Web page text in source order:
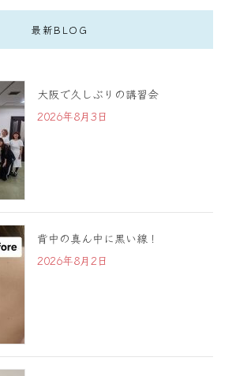
最新BLOG
大阪で久しぶりの講習会
2026年8月3日
背中の真ん中に黒い線！
2026年8月2日